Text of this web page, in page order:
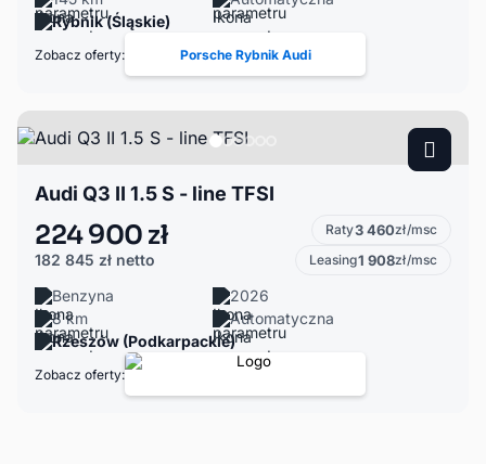
Rybnik (Śląskie)
Zobacz oferty: Porsche Rybnik Audi
Audi Q3 II 1.5 S - line TFSI
224 900 zł
182 845 zł netto
Raty3 460zł/msc
Leasing1 908zł/msc
Benzyna
2026
8 km
Automatyczna
Rzeszów (Podkarpackie)
Zobacz oferty: